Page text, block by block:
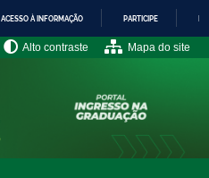
IR
PARA
ACESSO À INFORMAÇÃO PARTICIPE
Alto contraste Mapa do site